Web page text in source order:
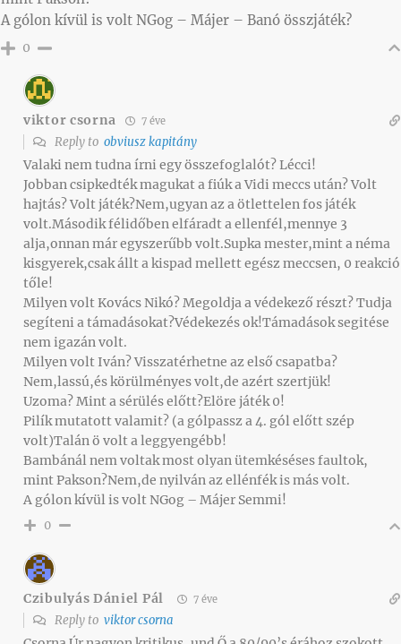
A gólon kívül is volt NGog – Májer – Banó összjáték?
0
viktor csorna 7 éve
Reply to obviusz kapitány
Valaki nem tudna írni egy összefoglalót? Lécci!
Jobban csipkedték magukat a fiúk a Vidi meccs után? Volt
hajtás? Volt játék?Nem,ugyan az a ötlettelen fos játék
volt.Második félidőben elfáradt a ellenfél,mennye 3
alja,onnan már egyszerűbb volt.Supka mester,mint a néma
kisgyerek,csak állt a kispad mellett egész meccsen, 0 reakció
tőle!
Milyen volt Kovács Nikó? Megoldja a védekező részt? Tudja
segíteni a támadásokat?Védekezés ok!Támadások segitése
nem igazán volt.
Milyen volt Iván? Visszatérhetne az első csapatba?
Nem,lassú,és körülményes volt,de azért szertjük!
Uzoma? Mint a sérülés előtt?Elöre játék 0!
Pilík mutatott valamit? (a gólpassz a 4. gól előtt szép
volt)Talán ö volt a leggyengébb!
Bambánál nem voltak most olyan ütemkéséses faultok,
mint Pakson?Nem,de nyilván az ellénfék is más volt.
A gólon kívül is volt NGog – Májer Semmi!
0
Czibulyás Dániel Pál 7 éve
Reply to viktor csorna